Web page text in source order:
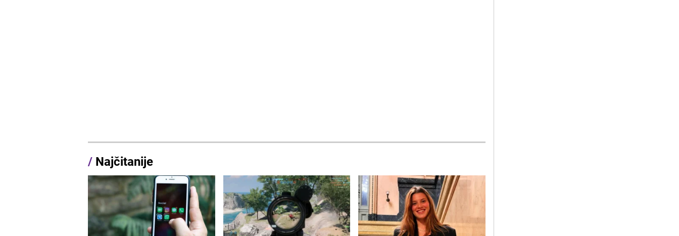
/ Najčitanije